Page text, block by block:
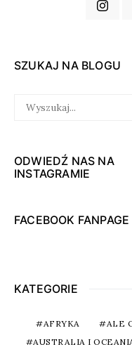
SZUKAJ NA BLOGU
FOR:
ODWIEDŹ NAS NA
INSTAGRAMIE
FACEBOOK FANPAGE
KATEGORIE
AFRYKA ALE
AUSTRALIA I